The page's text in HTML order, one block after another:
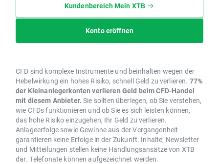
Kundenbereich Mein XTB
Konto eröffnen
CFD sind komplexe Instrumente und beinhalten wegen der
Hebelwirkung ein hohes Risiko, schnell Geld zu verlieren. 77%
der Kleinanlegerkonten verlieren Geld beim CFD-Handel
mit diesem Anbieter. Sie sollten überlegen, ob Sie verstehen,
wie CFDs funktionieren und ob Sie es sich leisten können,
das hohe Risiko einzugehen, Ihr Geld zu verlieren.
Anlageerfolge sowie Gewinne aus der Vergangenheit
garantieren keine Erfolge in der Zukunft. Inhalte, Newsletter
und Mitteilungen stellen keine Handlungsansätze von XTB
dar. Telefonate können aufgezeichnet werden.